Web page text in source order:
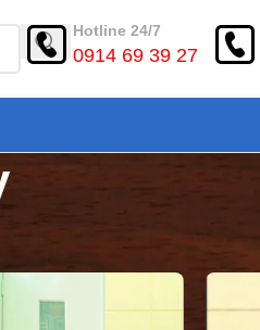
Hotline 24/7
0914 69 39 27
thị